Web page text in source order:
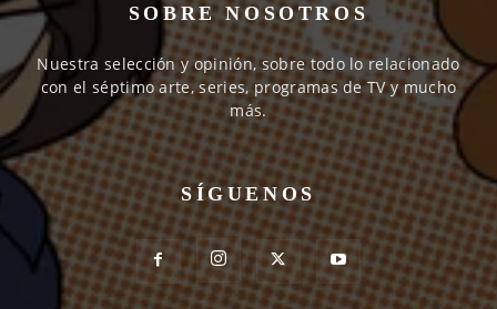
SOBRE NOSOTROS
Nuestra selección y opinión, sobre todo lo relacionado
con el séptimo arte, series, programas de TV y mucho
más.
SÍGUENOS